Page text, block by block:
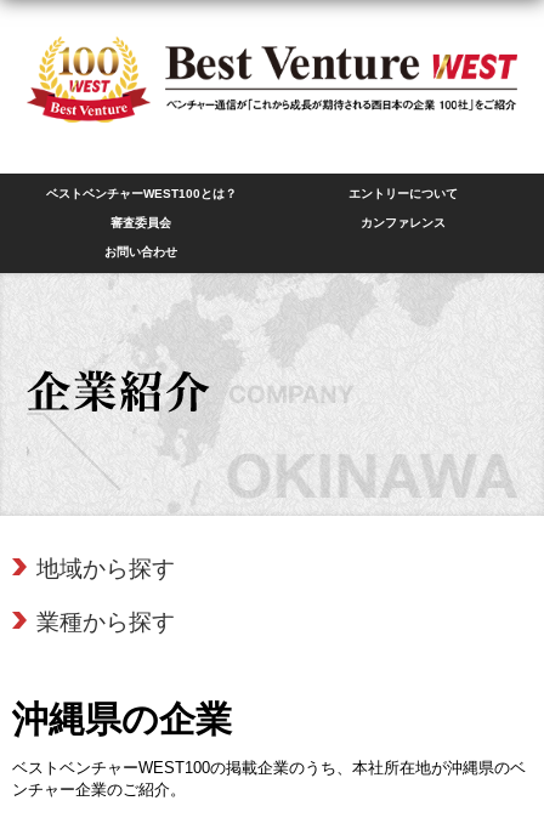
ベストベンチャーWEST100とは？ エントリーについて
審査委員会 カンファレンス
お問い合わせ
地域から探す
業種から探す
沖縄県の企業
ベストベンチャーWEST100の掲載企業のうち、本社所在地が沖縄県のベ
ンチャー企業のご紹介。